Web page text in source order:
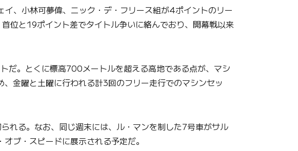
、小林可夢偉、ニック・デ・フリース組が4ポイントのリー
位と19ポイント差でタイトル争いに絡んでおり、開幕戦以来
。とくに標高700メートルを超える高地である点が、マシ
金曜と土曜に行われる計3回のフリー走行でのマシンセッ
る。なお、同じ週末には、ル・マンを制した7号車がサル
ブ・スピードに展示される予定だ。